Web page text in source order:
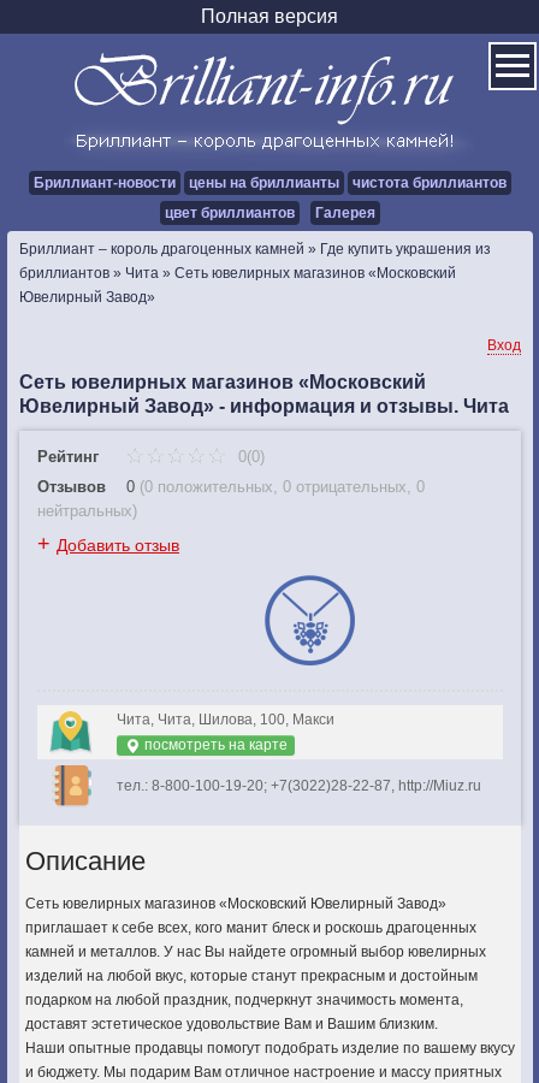
Полная версия
Бриллиант-новости цены на бриллианты
чистота бриллиантов
цвет бриллиантов
Галерея
Бриллиант – король драгоценных камней » Где купить украшения из
бриллиантов » Чита » Сеть ювелирных магазинов «Московский
Ювелирный Завод»
Вход
Сеть ювелирных магазинов «Московский
Ювелирный Завод» - информация и отзывы. Чита
Рейтинг
0(0)
Отзывов
0 (0 положительных, 0 отрицательных, 0
нейтральных)
+ Добавить отзыв
Чита, Чита, Шилова, 100, Макси
посмотреть на карте
тел.: 8-800-100-19-20; +7(3022)28-22-87, http://Miuz.ru
Описание
Сеть ювелирных магазинов «Московский Ювелирный Завод»
приглашает к себе всех, кого манит блеск и роскошь драгоценных
камней и металлов. У нас Вы найдете огромный выбор ювелирных
изделий на любой вкус, которые станут прекрасным и достойным
подарком на любой праздник, подчеркнут значимость момента,
доставят эстетическое удовольствие Вам и Вашим близким.
Наши опытные продавцы помогут подобрать изделие по вашему вкусу
и бюджету. Мы подарим Вам отличное настроение и массу приятных